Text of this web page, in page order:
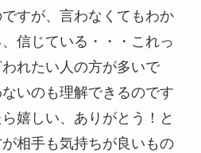
すが、言わなくてもわか
信じている・・・これっ
れたい人の方が多いで
いのも理解できるのです
嬉しい、ありがとう！と
相手も気持ちが良いもの